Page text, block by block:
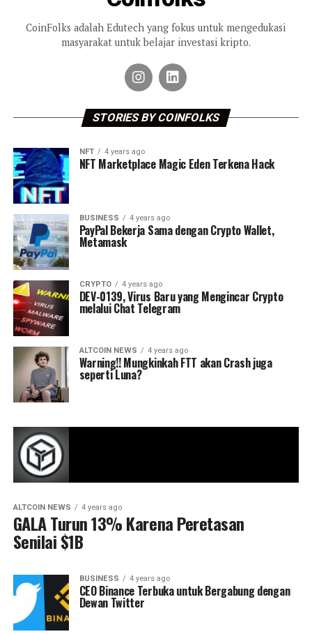
CoinFolks adalah Edutech yang fokus untuk mengedukasi
masyarakat untuk belajar investasi kripto.
STORIES BY COINFOLKS
NFT 4 years ago
NFT Marketplace Magic Eden Terkena Hack
BUSINESS 4 years ago
PayPal Bekerja Sama dengan Crypto Wallet,
Metamask
CRYPTO 4 years ago
DEV-0139, Virus Baru yang Mengincar Crypto
melalui Chat Telegram
ALTCOIN NEWS 4 years ago
Warning!! Mungkinkah FTT akan Crash juga
seperti Luna?
ALTCOIN NEWS 4 years ago
GALA Turun 13% Karena Peretasan
Senilai $1B
BUSINESS 4 years ago
CEO Binance Terbuka untuk Bergabung dengan
Dewan Twitter